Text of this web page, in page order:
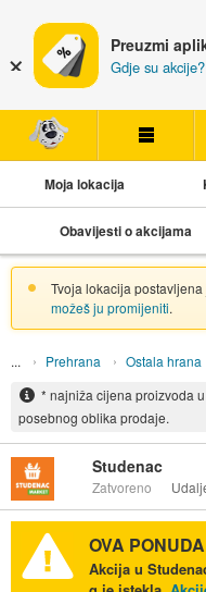
Preuzmi
Gdje su
Moja lokacija
Obavijesti o akcijama
Tvoja lokacija
možeš ju promijeniti.
Prehrana
Ostala hrana
* najniža cijena proizvoda
posebnog oblika prodaje.
Studenac
Zatvoreno
OVA
Akcija u